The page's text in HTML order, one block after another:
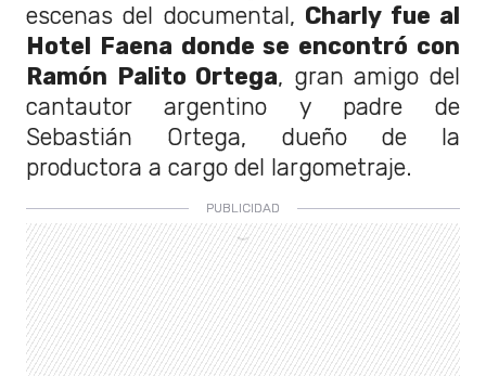
escenas del documental, Charly fue al
Hotel Faena donde se encontró con
Ramón Palito Ortega, gran amigo del
cantautor argentino y padre de
Sebastián Ortega, dueño de la
productora a cargo del largometraje.